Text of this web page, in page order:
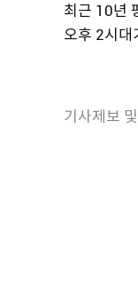
최근 10년
오후 2시대
기사제보